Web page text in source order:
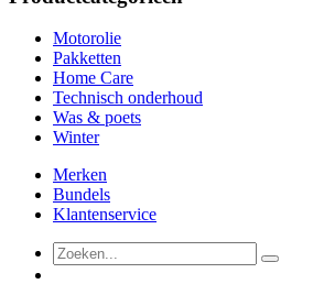
Motorolie
Pakketten
Home Care
Technisch onderhoud
Was & poets
Winter
Merken
Bundels
Klantenservice